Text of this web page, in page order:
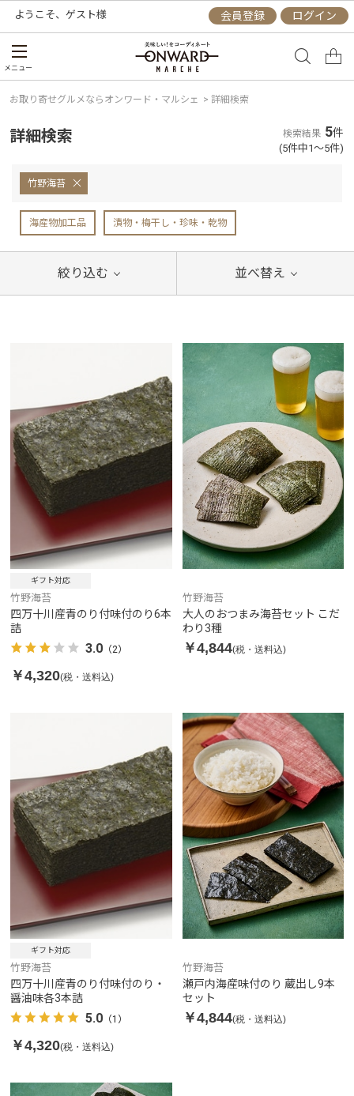
ようこそ、 ゲスト様 会員登録 ログイン
メニュー
お取り寄せグルメならオンワード・マルシェ > 詳細検索
詳細検索 検索結果 5件
(5件中1～5件)
竹野海苔
海産物加工品 漬物・梅干し・珍味・乾物
絞り込む 並べ替え
ギフト対応
竹野海苔
四万十川産青のり付味付のり6本
詰
3.0 （2）
￥4,320(税・送料込)
竹野海苔
大人のおつまみ海苔セット こだ
わり3種
￥4,844(税・送料込)
ギフト対応
竹野海苔
四万十川産青のり付味付のり・
醤油味各3本詰
5.0 （1）
￥4,320(税・送料込)
竹野海苔
瀬戸内海産味付のり 蔵出し9本
セット
￥4,844(税・送料込)